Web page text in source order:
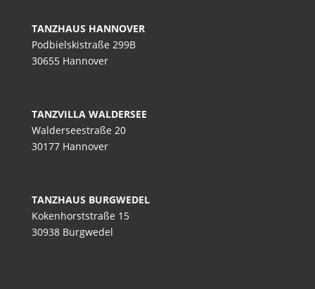
TANZHAUS HANNOVER
Podbielskistraße 299B
30655 Hannover
TANZVILLA WALDERSEE
Walderseestraße 20
30177 Hannover
TANZHAUS BURGWEDEL
Kokenhorststraße 15
30938 Burgwedel